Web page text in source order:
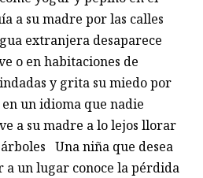
a su madre por las calles
extranjera desaparece
o en habitaciones de
y grita su miedo por
un idioma que nadie
a su madre a lo lejos llorar
Una niña que desea
a un lugar conoce la pérdida